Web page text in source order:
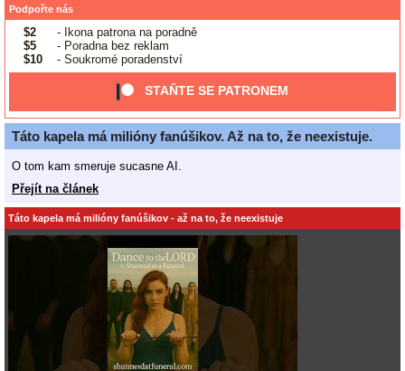
Podpořte nás
$2
- Ikona patrona na poradně
$5
- Poradna bez reklam
$10
- Soukromé poradenství
STAŇTE SE PATRONEM
Táto kapela má milióny fanúšikov. Až na to, že neexistuje.
O tom kam smeruje sucasne AI.
Přejít na článek
Táto kapela má milióny fanúšikov - až na to, že neexistuje